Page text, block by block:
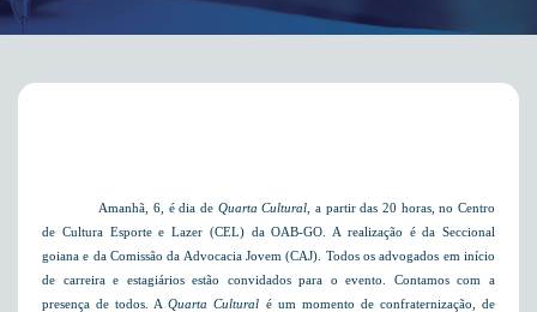
Amanhã, 6, é dia de Quarta Cultural , a partir das 20 horas, no Centro
de Cultura Esporte e Lazer (CEL) da OAB-GO. A realização é da Seccional
goiana e da Comissão da Advocacia Jovem (CAJ). Todos os advogados em início
de carreira e estagiários estão convidados para o evento.  Contamos com a
presença de todos. AQuarta Cultural é um momento de confraternização, de